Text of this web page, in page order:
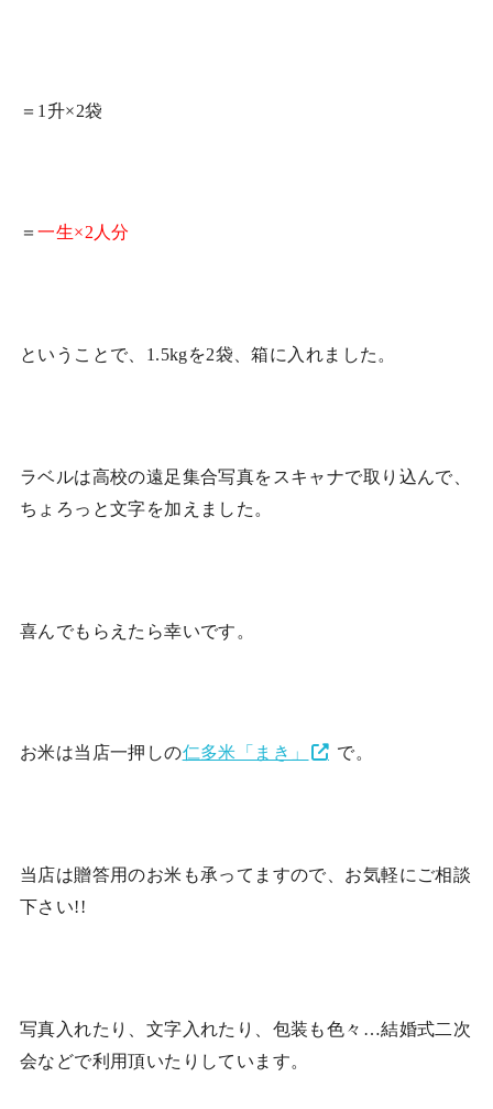
＝1升×2袋
＝一生×2人分
ということで、1.5kgを2袋、箱に入れました。
ラベルは高校の遠足集合写真をスキャナで取り込んで、
ちょろっと文字を加えました。
喜んでもらえたら幸いです。
お米は当店一押しの仁多米「まき」 で。
当店は贈答用のお米も承ってますので、お気軽にご相談
下さい!!
写真入れたり、文字入れたり、包装も色々…結婚式二次
会などで利用頂いたりしています。